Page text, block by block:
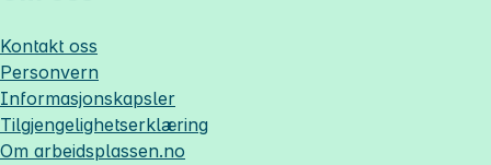
Kontakt oss
Personvern
Informasjonskapsler
Tilgjengelighetserklæring
Om arbeidsplassen.no